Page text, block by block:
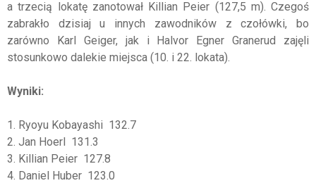
a trzecią lokatę zanotował Killian Peier (127,5 m). Czegoś
zabrakło dzisiaj u innych zawodników z czołówki, bo
zarówno Karl Geiger, jak i Halvor Egner Granerud zajęli
stosunkowo dalekie miejsca (10. i 22. lokata).
Wyniki:
1. Ryoyu Kobayashi 132.7
2. Jan Hoerl 131.3
3. Killian Peier 127.8
4. Daniel Huber 123.0